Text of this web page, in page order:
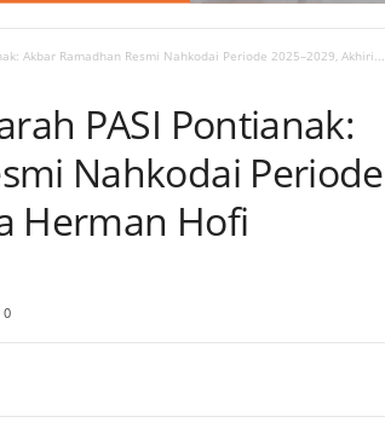
Akbar Ramadhan Resmi Nahkodai Periode 2025–2029, Akhiri...
PASI Pontianak:
Nahkodai Periode
Herman Hofi
0